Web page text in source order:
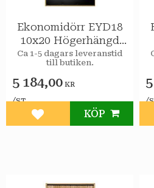
Ekonomidörr EYD18
10x20 Högerhängd
STAR Varmförråd
Ca 1-5 dagars leveranstid
till butiken.
5 184,00 KR
/ST
Lägg till i favoriter
KÖP
/